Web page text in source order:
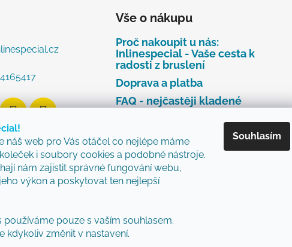
náš web pro Vás otáčel co nejlépe máme
i soubory cookies a podobné nástroje.
nám zajistit správné fungování webu,
výkon a poskytovat ten nejlepší
používáme pouze s vaším souhlasem.
kdykoliv změnit v nastavení.
Souhlasím
Vše o nákupu
Proč nakoupit u nás:
Inlinespecial - Vaše cesta k
radosti z bruslení
Doprava a platba
FAQ - nejčastěji kladené
dotazy
Najdete u nás tyto značky
Zásady ochrany osobních
údajů
Obchodní podmínky
nebo výměnu zboží